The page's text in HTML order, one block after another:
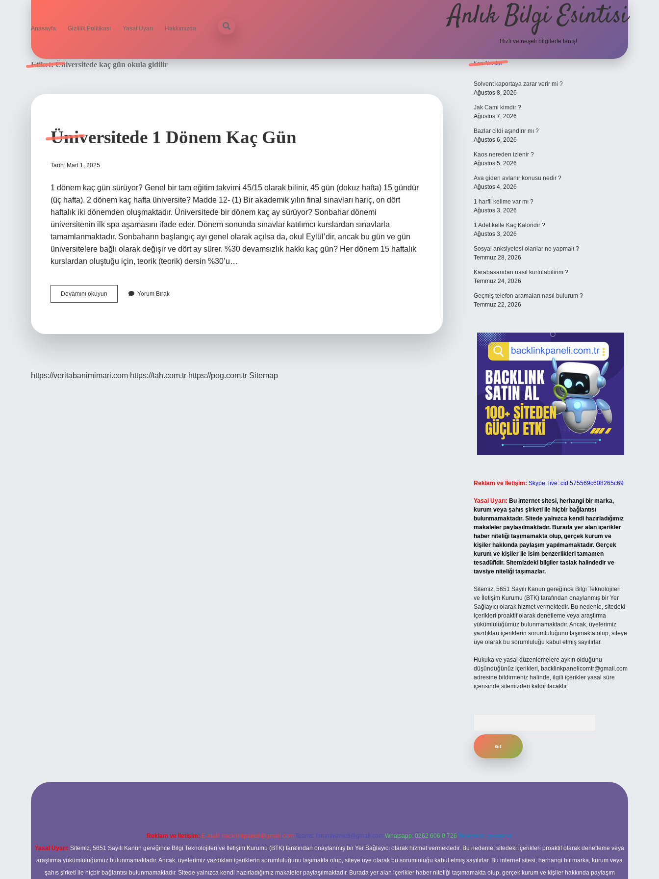
Anasayfa Gizlilik Politikası Yasal Uyarı Hakkımızda Anlık Bilgi Esintisi
Hızlı ve neşeli bilgilerle tanış!
Etiket:Üniversitede kaç gün okula gidilir
Üniversitede 1 Dönem Kaç Gün
Tarih: Mart 1, 2025
1 dönem kaç gün sürüyor? Genel bir tam eğitim takvimi 45/15 olarak bilinir, 45 gün (dokuz hafta) 15 gündür
(üç hafta). 2 dönem kaç hafta üniversite? Madde 12- (1) Bir akademik yılın final sınavları hariç, on dört
haftalık iki dönemden oluşmaktadır. Üniversitede bir dönem kaç ay sürüyor? Sonbahar dönemi
üniversitenin ilk spa aşamasını ifade eder. Dönem sonunda sınavlar katılımcı kurslardan sınavlarla
tamamlanmaktadır. Sonbaharın başlangıç ​​ayı genel olarak açılsa da, okul Eylül’dir, ancak bu gün ve gün
üniversitelere bağlı olarak değişir ve dört ay sürer. %30 devamsızlık hakkı kaç gün? Her dönem 15 haftalık
kurslardan oluştuğu için, teorik (teorik) dersin %30’u…
Devamını okuyun Üniversitede
1
Yorum Bırak
https://veritabanimimari.com https://tah.com.tr https://pog.com.tr Sitemap
Sidebar
Son Yazılar
Solvent kaportaya zarar verir mi ?
Ağustos 8, 2026
Jak Cami kimdir ?
Ağustos 7, 2026
Bazlar cildi aşındırır mı ?
Ağustos 6, 2026
Kaos nereden izlenir ?
Ağustos 5, 2026
Ava giden avlanır konusu nedir ?
Ağustos 4, 2026
1 harfli kelime var mı ?
Ağustos 3, 2026
1 Adet kelle Kaç Kaloridir ?
Ağustos 3, 2026
Sosyal anksiyetesi olanlar ne yapmalı ?
Temmuz 28, 2026
Karabasandan nasıl kurtulabilirim ?
Temmuz 24, 2026
Geçmiş telefon aramaları nasıl bulurum ?
Temmuz 22, 2026
Reklam ve İletişim: Skype: live:.cid.575569c608265c69
Yasal Uyarı: Bu internet sitesi, herhangi bir marka,
kurum veya şahıs şirketi ile hiçbir bağlantısı
bulunmamaktadır. Sitede yalnızca kendi hazırladığımız
makaleler paylaşılmaktadır. Burada yer alan içerikler
haber niteliği taşımamakta olup, gerçek kurum ve
kişiler hakkında paylaşım yapılmamaktadır. Gerçek
kurum ve kişiler ile isim benzerlikleri tamamen
tesadüfidir. Sitemizdeki bilgiler taslak halindedir ve
tavsiye niteliği taşımazlar.
Sitemiz, 5651 Sayılı Kanun gereğince Bilgi Teknolojileri
ve İletişim Kurumu (BTK) tarafından onaylanmış bir Yer
Sağlayıcı olarak hizmet vermektedir. Bu nedenle, sitedeki
içerikleri proaktif olarak denetleme veya araştırma
yükümlülüğümüz bulunmamaktadır. Ancak, üyelerimiz
yazdıkları içeriklerin sorumluluğunu taşımakta olup, siteye
üye olarak bu sorumluluğu kabul etmiş sayılırlar.
Hukuka ve yasal düzenlemelere aykırı olduğunu
düşündüğünüz içerikleri, backlinkpanelicomtr@gmail.com
adresine bildirmeniz halinde, ilgili içerikler yasal süre
içerisinde sitemizden kaldırılacaktır.
Reklam ve İletişim: E-mail: backlinkpaneli@gmail.com Teams: forumhizmeti@gmail.com Whatsapp: 0262 606 0 726 Telegram: @karabul
Yasal Uyarı: Sitemiz, 5651 Sayılı Kanun gereğince Bilgi Teknolojileri ve İletişim Kurumu (BTK) tarafından onaylanmış bir Yer Sağlayıcı olarak hizmet vermektedir. Bu nedenle, sitedeki içerikleri proaktif olarak denetleme veya
araştırma yükümlülüğümüz bulunmamaktadır. Ancak, üyelerimiz yazdıkları içeriklerin sorumluluğunu taşımakta olup, siteye üye olarak bu sorumluluğu kabul etmiş sayılırlar. Bu internet sitesi, herhangi bir marka, kurum veya
şahıs şirketi ile hiçbir bağlantısı bulunmamaktadır. Sitede yalnızca kendi hazırladığımız makaleler paylaşılmaktadır. Burada yer alan içerikler haber niteliği taşımamakta olup, gerçek kurum ve kişiler hakkında paylaşım